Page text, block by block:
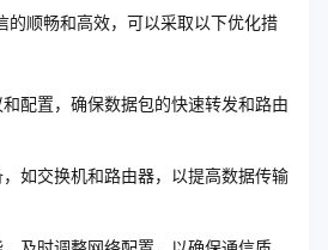
的顺畅和高效，可以采取以下优化措
配置，确保数据包的快速转发和路由
如交换机和路由器，以提高数据传输